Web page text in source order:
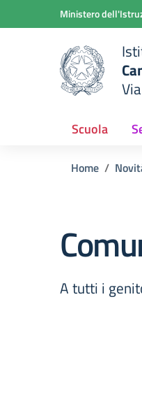
Vai ai contenuti
Vai al menu di navigazione
Ministero
scuola
Scuola
Home
A tutti i